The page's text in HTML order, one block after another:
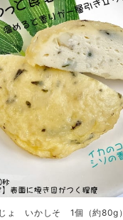
じょ いかしそ 1個（約80g